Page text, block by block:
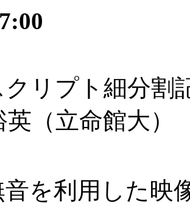
クリプト細分
（立命館大）
音を利用した